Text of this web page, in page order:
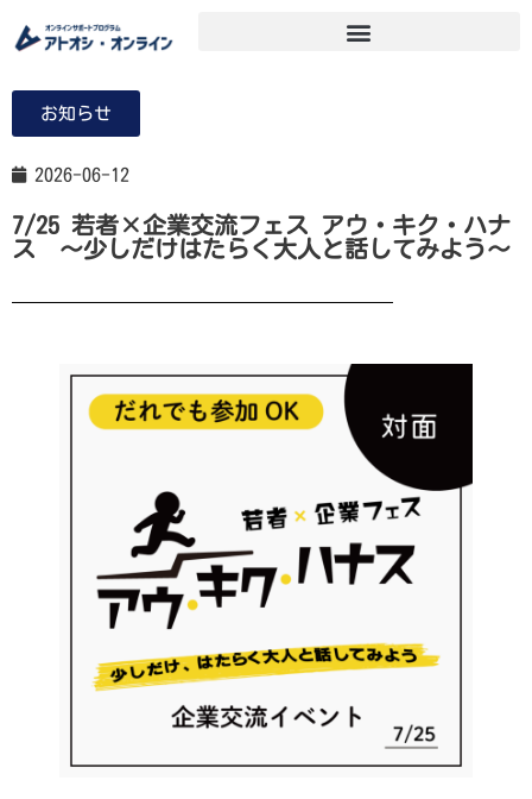
お知らせ
2026-06-12
7/25 若者×企業交流フェス アウ・キク・ハナ
ス ～少しだけはたらく大人と話してみよう～